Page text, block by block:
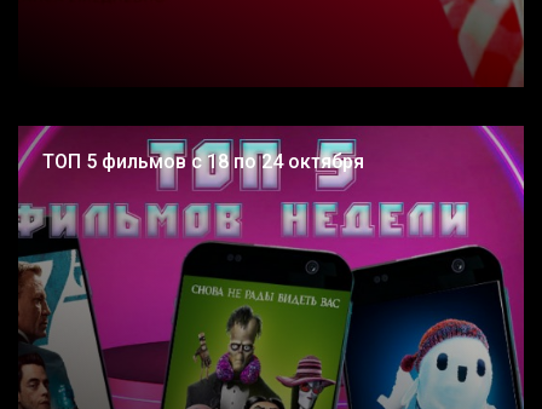
ТОП 5 фильмов с 18 по 24 октября